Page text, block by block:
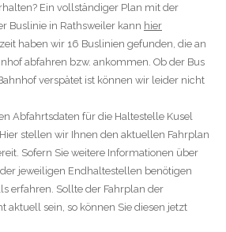
Ein vollständiger Plan mit der
Buslinie in Rathsweiler kann hier
haben wir 16 Buslinien gefunden, die an
abfahren bzw. ankommen. Ob der Bus
verspätet ist können wir leider nicht
Abfahrtsdaten für die Haltestelle Kusel
stellen wir Ihnen den aktuellen Fahrplan
Sofern Sie weitere Informationen über
jeweiligen Endhaltestellen benötigen
erfahren. Sollte der Fahrplan der
aktuell sein, so können Sie diesen jetzt